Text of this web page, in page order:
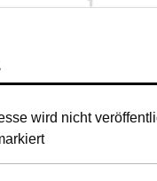
wird nicht